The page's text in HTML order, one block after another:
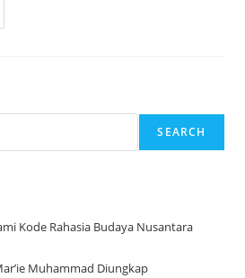
SEARCH
Kode Rahasia Budaya Nusantara
Muhammad Diungkap